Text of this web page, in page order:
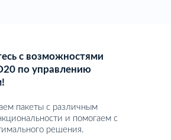
с возможностями
по управлению
пакеты с различным
и помогаем с
решения.